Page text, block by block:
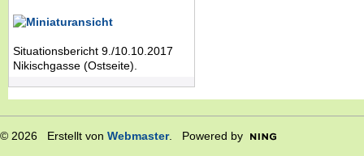
Situationsbericht 9./10.10.2017
Nikischgasse (Ostseite).
© 2026 Erstellt von Webmaster. Powered by